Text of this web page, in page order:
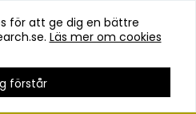
för att ge dig en bättre
Läs mer om cookies
förstår